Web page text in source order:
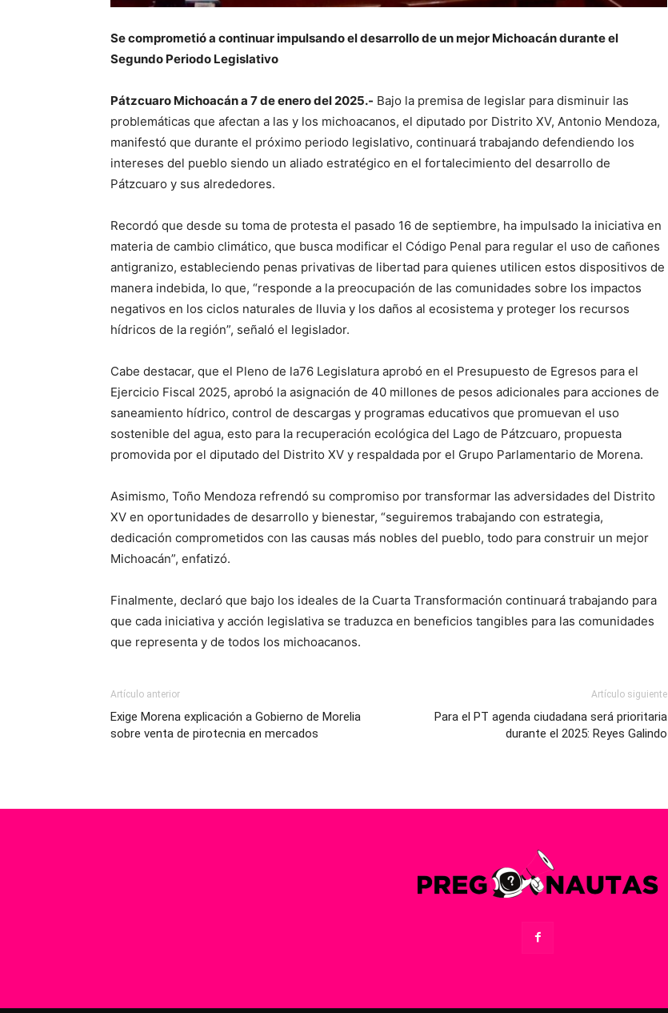
Se comprometió a continuar impulsando el desarrollo de un mejor Michoacán durante el
Segundo Periodo Legislativo
Pátzcuaro Michoacán a 7 de enero del 2025.- Bajo la premisa de legislar para disminuir las
problemáticas que afectan a las y los michoacanos, el diputado por Distrito XV, Antonio Mendoza,
manifestó que durante el próximo periodo legislativo, continuará trabajando defendiendo los
intereses del pueblo siendo un aliado estratégico en el fortalecimiento del desarrollo de
Pátzcuaro y sus alrededores.
Recordó que desde su toma de protesta el pasado 16 de septiembre, ha impulsado la iniciativa en
materia de cambio climático, que busca modificar el Código Penal para regular el uso de cañones
antigranizo, estableciendo penas privativas de libertad para quienes utilicen estos dispositivos de
manera indebida, lo que, “responde a la preocupación de las comunidades sobre los impactos
negativos en los ciclos naturales de lluvia y los daños al ecosistema y proteger los recursos
hídricos de la región”, señaló el legislador.
Cabe destacar, que el Pleno de la76 Legislatura aprobó en el Presupuesto de Egresos para el
Ejercicio Fiscal 2025, aprobó la asignación de 40 millones de pesos adicionales para acciones de
saneamiento hídrico, control de descargas y programas educativos que promuevan el uso
sostenible del agua, esto para la recuperación ecológica del Lago de Pátzcuaro, propuesta
promovida por el diputado del Distrito XV y respaldada por el Grupo Parlamentario de Morena.
Asimismo, Toño Mendoza refrendó su compromiso por transformar las adversidades del Distrito
XV en oportunidades de desarrollo y bienestar, “seguiremos trabajando con estrategia,
dedicación comprometidos con las causas más nobles del pueblo, todo para construir un mejor
Michoacán”, enfatizó.
Finalmente, declaró que bajo los ideales de la Cuarta Transformación continuará trabajando para
que cada iniciativa y acción legislativa se traduzca en beneficios tangibles para las comunidades
que representa y de todos los michoacanos.
Artículo anterior
Exige Morena explicación a Gobierno de Morelia
sobre venta de pirotecnia en mercados
Artículo siguiente
Para el PT agenda ciudadana será prioritaria
durante el 2025: Reyes Galindo